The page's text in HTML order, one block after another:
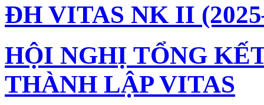
ĐH VITAS NK II
HỘI NGHỊ TỔNG
THÀNH LẬP VITAS